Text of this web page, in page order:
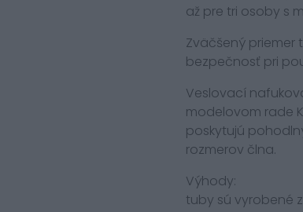
až pre tri osoby s
Zväčšený priemer
bezpečnosť pri
Veslovací
modelovom rade
poskytujú
rozmerov člna.
Výhody:
tuby sú vyrobené